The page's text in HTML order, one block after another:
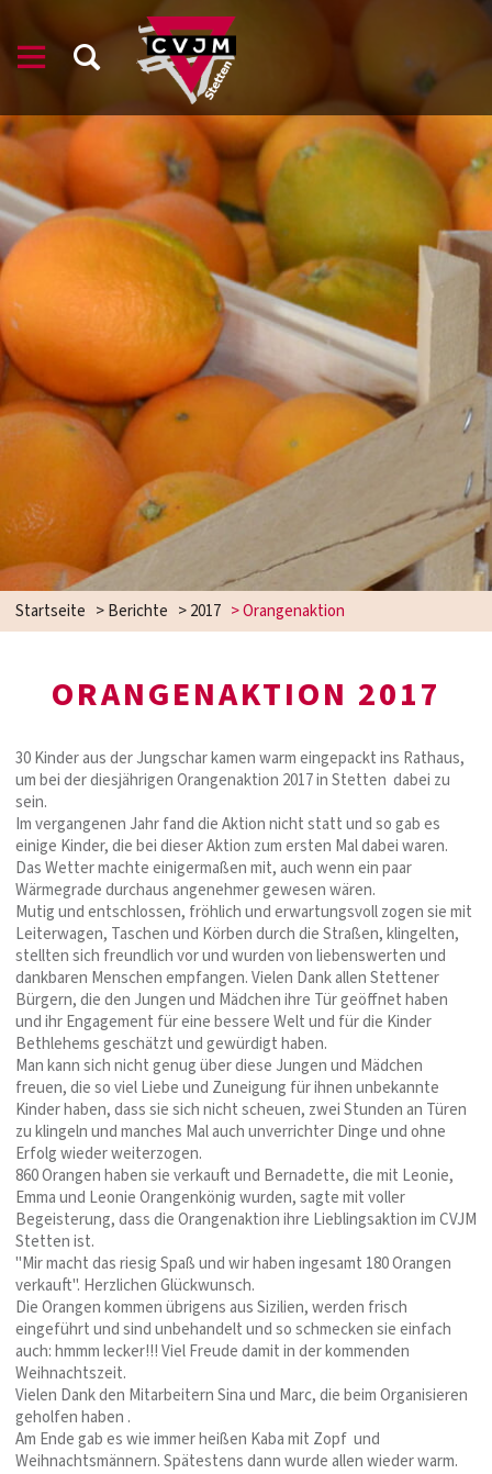
Startseite >Berichte >2017 >Orangenaktion
ORANGENAKTION 2017
30 Kinder aus der Jungschar kamen warm eingepackt ins Rathaus,
um bei der diesjährigen Orangenaktion 2017 in Stetten dabei zu
sein.
Im vergangenen Jahr fand die Aktion nicht statt und so gab es
einige Kinder, die bei dieser Aktion zum ersten Mal dabei waren.
Das Wetter machte einigermaßen mit, auch wenn ein paar
Wärmegrade durchaus angenehmer gewesen wären.
Mutig und entschlossen, fröhlich und erwartungsvoll zogen sie mit
Leiterwagen, Taschen und Körben durch die Straßen, klingelten,
stellten sich freundlich vor und wurden von liebenswerten und
dankbaren Menschen empfangen. Vielen Dank allen Stettener
Bürgern, die den Jungen und Mädchen ihre Tür geöffnet haben
und ihr Engagement für eine bessere Welt und für die Kinder
Bethlehems geschätzt und gewürdigt haben.
Man kann sich nicht genug über diese Jungen und Mädchen
freuen, die so viel Liebe und Zuneigung für ihnen unbekannte
Kinder haben, dass sie sich nicht scheuen, zwei Stunden an Türen
zu klingeln und manches Mal auch unverrichter Dinge und ohne
Erfolg wieder weiterzogen.
860 Orangen haben sie verkauft und Bernadette, die mit Leonie,
Emma und Leonie Orangenkönig wurden, sagte mit voller
Begeisterung, dass die Orangenaktion ihre Lieblingsaktion im CVJM
Stetten ist.
"Mir macht das riesig Spaß und wir haben ingesamt 180 Orangen
verkauft". Herzlichen Glückwunsch.
Die Orangen kommen übrigens aus Sizilien, werden frisch
eingeführt und sind unbehandelt und so schmecken sie einfach
auch: hmmm lecker!!! Viel Freude damit in der kommenden
Weihnachtszeit.
Vielen Dank den Mitarbeitern Sina und Marc, die beim Organisieren
geholfen haben .
Am Ende gab es wie immer heißen Kaba mit Zopf und
Weihnachtsmännern. Spätestens dann wurde allen wieder warm.